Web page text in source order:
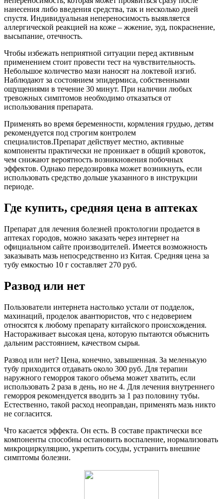
нанесения либо введения средства, так и несколько дней
спустя. Индивидуальная непереносимость выявляется
аллергической реакцией на коже – жжение, зуд, покраснение,
высыпание, отечность.
Чтобы избежать неприятной ситуации перед активным
применением стоит провести тест на чувствительность.
Небольшое количество мази наносят на локтевой изгиб.
Наблюдают за состоянием эпидермиса, собственными
ощущениями в течение 30 минут. При наличии любых
тревожных симптомов необходимо отказаться от
использования препарата.
Применять во время беременности, кормления грудью, детям
рекомендуется под строгим контролем
специалистов.Препарат действует местно, активные
компоненты практически не проникает в общий кровоток,
чем снижают вероятность возникновения побочных
эффектов. Однако передозировка может возникнуть, если
использовать средство дольше указанного в инструкции
периоде.
Где купить, средняя цена в аптеках
Препарат для лечения болезней проктологии продается в
аптеках городов, можно заказать через интернет на
официальном сайте производителей. Имеется возможность
заказывать мазь непосредственно из Китая. Средняя цена за
тубу емкостью 10 г составляет 270 руб.
Развод или нет
Пользователи интернета настолько устали от подделок,
махинаций, проделок авантюристов, что с недоверием
относятся к любому препарату китайского происхождения.
Настораживает высокая цена, которую пытаются объяснить
дальним расстоянием, качеством сырья.
Развод или нет? Цена, конечно, завышенная. За меленькую
тубу приходится отдавать около 300 руб. Для терапии
наружного геморроя такого объема может хватить, если
использовать 2 раза в день, но не 4. Для лечения внутреннего
геморроя рекомендуется вводить за 1 раз половину тубы.
Естественно, такой расход неоправдан, применять мазь никто
не согласится.
Что касается эффекта. Он есть. В составе практически все
компоненты способны остановить воспаление, нормализовать
микроциркуляцию, укрепить сосуды, устранить внешние
симптомы болезни.